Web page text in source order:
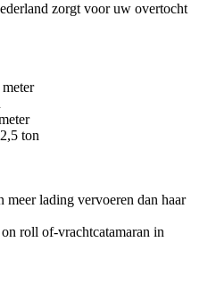
zorgt voor uw overtocht
ton
lading vervoeren dan haar
roll of-vrachtcatamaran in